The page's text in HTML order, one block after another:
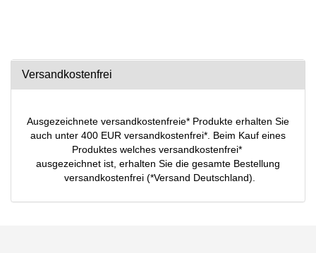
Versandkostenfrei
Ausgezeichnete versandkostenfreie* Produkte erhalten Sie
auch unter 400 EUR versandkostenfrei*. Beim Kauf eines
Produktes welches versandkostenfrei*
ausgezeichnet ist, erhalten Sie die gesamte Bestellung
versandkostenfrei (*Versand Deutschland).